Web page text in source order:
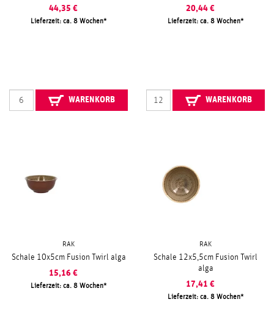
44,35 €
Lieferzeit: ca. 8 Wochen
WARENKORB
20,44 €
Lieferzeit: ca. 8 Wochen
WARENKORB
RAK
Schale 10x5cm Fusion Twirl alga
15,16 €
Lieferzeit: ca. 8 Wochen
RAK
Schale 12x5,5cm Fusion Twirl
alga
17,41 €
Lieferzeit: ca. 8 Wochen